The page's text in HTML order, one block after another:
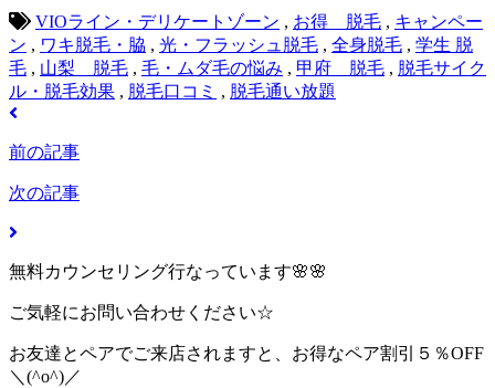
VIOライン・デリケートゾーン , お得 脱毛 , キャンペー
ン , ワキ脱毛・脇 , 光・フラッシュ脱毛 , 全身脱毛 , 学生 脱
毛 , 山梨 脱毛 , 毛・ムダ毛の悩み , 甲府 脱毛 , 脱毛サイク
ル・脱毛効果 , 脱毛口コミ , 脱毛通い放題
前の記事
次の記事
無料カウンセリング行なっています🌸🌸
ご気軽にお問い合わせください☆
お友達とペアでご来店されますと、お得なペア割引５％OFF
＼(^o^)／